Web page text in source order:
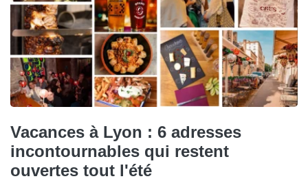
Vacances à Lyon : 6 adresses
incontournables qui restent
ouvertes tout l'été